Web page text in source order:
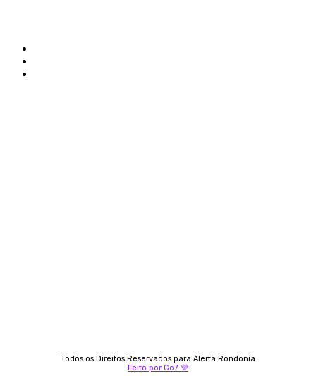
Todos os Direitos Reservados para Alerta Rondonia
Feito por Go7 💜